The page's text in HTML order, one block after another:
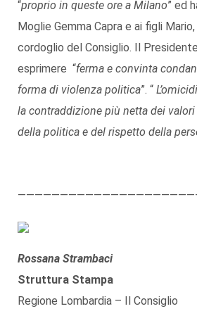
“proprio in queste ore a Milano” ed
Moglie Gemma Capra e ai figli
cordoglio del Consiglio. Il
esprimere “ferma e convinta
forma di violenza politica”. “
la contraddizione più netta dei
della politica e del rispetto della
Rossana Strambaci
Struttura Stampa
Regione Lombardia – Il Consiglio